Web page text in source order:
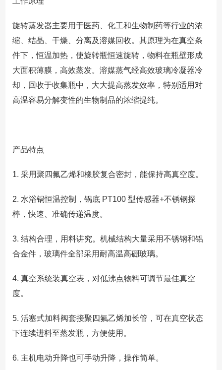
旋转蒸发器主要用于医药、化工和生物制药等行业的浓
缩、结晶、干燥、分离及溶媒回收。其原理为在真空条
件下，恒温加热，使旋转瓶恒速旋转，物料在瓶壁形成
大面积薄膜，高效蒸发。溶媒蒸气经高效玻璃冷凝器冷
却，回收于收集瓶中，大大提高蒸发效率，特别适用对
高温容易分解变性的生物制品的浓缩提纯。
产品特点
1. 采用聚四氟乙烯和橡胶复合密封，能保持高真空度。
2. 水浴锅恒温控制，锅底 PT100 型传感器+不锈钢探
棒，快速、准确传递温度。
3. 结构合理，用料讲究。机械结构大量采用不锈钢和铝
合金件，玻璃件全部采用耐高温高硼玻璃。
4. 真空系统装真空表，对低沸点物料可调节最佳真空
度。
5. 活塞式加料阀套接聚四氟乙烯加长管，可在真空状态
下连续进料至蒸发瓶，方便使用。
6. 主机电动升降也可手动升降，操作简单。